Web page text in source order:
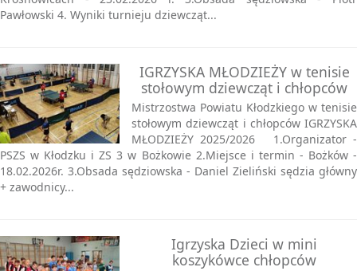
Pawłowski 4. Wyniki turnieju dziewcząt...
IGRZYSKA MŁODZIEŻY w tenisie
stołowym dziewcząt i chłopców
Mistrzostwa Powiatu Kłodzkiego w tenisie
stołowym dziewcząt i chłopców IGRZYSKA
MŁODZIEŻY 2025/2026 1.Organizator -
PSZS w Kłodzku i ZS 3 w Bożkowie 2.Miejsce i termin - Bożków -
18.02.2026r. 3.Obsada sędziowska - Daniel Zieliński sędzia główny
+ zawodnicy...
Igrzyska Dzieci w mini
koszykówce chłopców